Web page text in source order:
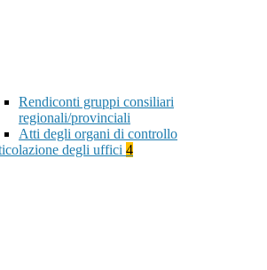
Rendiconti gruppi consiliari
regionali/provinciali
Atti degli organi di controllo
degli uffici 4